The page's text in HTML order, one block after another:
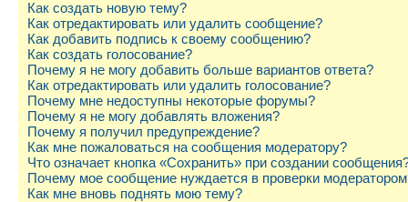
Как создать новую тему?
Как отредактировать или удалить сообщение?
Как добавить подпись к своему сообщению?
Как создать голосование?
Почему я не могу добавить больше вариантов ответа?
Как отредактировать или удалить голосование?
Почему мне недоступны некоторые форумы?
Почему я не могу добавлять вложения?
Почему я получил предупреждение?
Как мне пожаловаться на сообщения модератору?
Что означает кнопка «Сохранить» при создании
Почему мое сообщение нуждается в проверки
Как мне вновь поднять мою тему?